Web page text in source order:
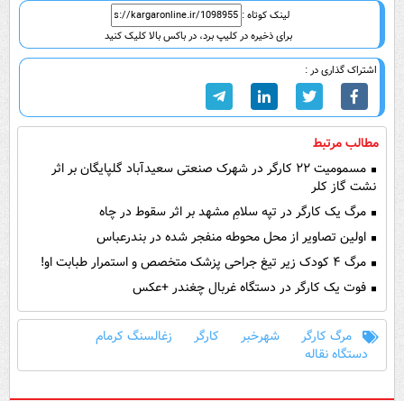
لینک کوتاه :
برای ذخیره در کلیپ برد، در باکس بالا کلیک کنید
اشتراک گذاری در :
مطالب مرتبط
مسمومیت ۲۲ کارگر در شهرک صنعتی سعیدآباد گلپایگان بر اثر
نشت گاز کلر
مرگ یک کارگر در تپه سلامِ مشهد بر اثر سقوط در چاه
اولین تصاویر از محل محوطه منفجر شده در بندرعباس
مرگ ۴ کودک زیر تیغ جراحی پزشک متخصص و استمرار طبابت او!
فوت یک کارگر در دستگاه غربال چغندر +عکس
مرگ کارگر شهرخبر کارگر
زغالسنگ کرمام
دستگاه نقاله